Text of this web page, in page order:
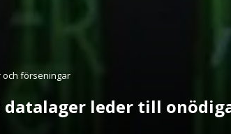
och förseningar
leder till